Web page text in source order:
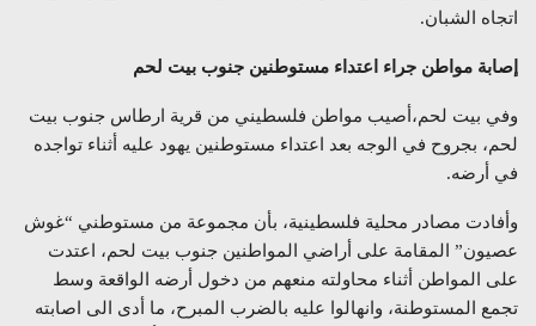
اتجاه الشبان.
إصابة مواطن جراء اعتداء مستوطنين جنوب بيت لحم
وفي بيت لحم،أصيب مواطن فلسطيني من قرية ارطاس جنوب بيت
لحم، بجروح في الوجه بعد اعتداء مستوطنين يهود عليه أثناء تواجده
في أرضه.
وأفادت مصادر محلية فلسطينية، بأن مجموعة من مستوطني “غوش
عصيون” المقامة على أراضي المواطنين جنوب بيت لحم، اعتدت
على المواطن أثناء محاولته منعهم من دخول أرضه الواقعة وسط
تجمع المستوطنة، وانهالوا عليه بالضرب المبرح، ما أدى الى اصابته